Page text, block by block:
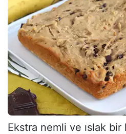
Ekstra nemli ve ıslak